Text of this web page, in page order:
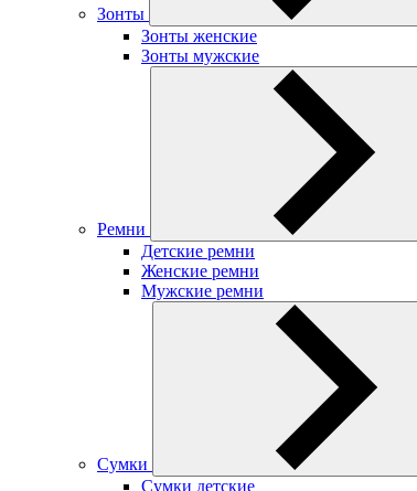
Зонты
Зонты женские
Зонты мужские
Ремни
Детские ремни
Женские ремни
Мужские ремни
Сумки
Сумки детские